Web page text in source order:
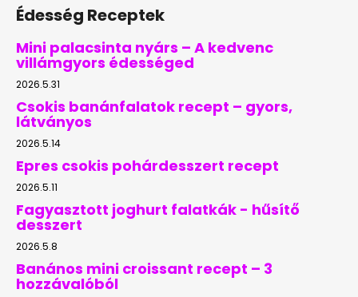
Édesség Receptek
Mini palacsinta nyárs – A kedvenc
villámgyors édességed
2026.5.31
Csokis banánfalatok recept – gyors,
látványos
2026.5.14
Epres csokis pohárdesszert recept
2026.5.11
Fagyasztott joghurt falatkák - hűsítő
desszert
2026.5.8
Banános mini croissant recept – 3
hozzávalóból